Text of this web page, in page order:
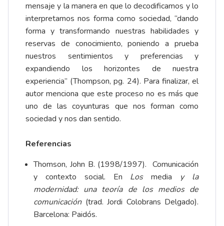
mensaje y la manera en que lo decodificamos y lo
interpretamos nos forma como sociedad, “dando
forma y transformando nuestras habilidades y
reservas de conocimiento, poniendo a prueba
nuestros sentimientos y preferencias y
expandiendo los horizontes de nuestra
experiencia” (Thompson, pg. 24). Para finalizar, el
autor menciona que este proceso no es más que
uno de las coyunturas que nos forman como
sociedad y nos dan sentido.
Referencias
Thomson, John B. (1998/1997). Comunicación
y contexto social. En Losmedia y la
modernidad: una teoría de los medios de
comunicación(trad. Jordi Colobrans Delgado).
Barcelona: Paidós.